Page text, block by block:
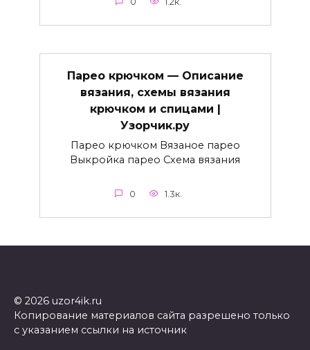
Парео крючком — Описание
вязания, схемы вязания
крючком и спицами |
Узорчик.ру
Парео крючком Вязаное парео
Выкройка парео Схема вязания
0 1.3к.
© 2026 uzor4ik.ru
Копирование материалов сайта разрешено только
с указанием ссылки на источник